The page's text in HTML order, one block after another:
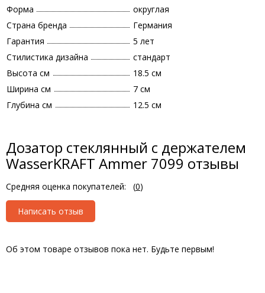
Форма
округлая
Страна бренда
Германия
Гарантия
5 лет
Стилистика дизайна
стандарт
Высота см
18.5 см
Ширина см
7 см
Глубина см
12.5 см
Дозатор стеклянный с держателем
WasserKRAFT Ammer 7099 отзывы
Средняя оценка покупателей: (0)
Написать отзыв
Об этом товаре отзывов пока нет. Будьте первым!